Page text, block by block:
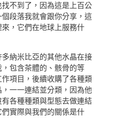
不到了，因為這是上百公
段落我就會跟你分享，這
，它們在地球上服務什
納米比亞的其他水晶在接
包含茶體的、骸骨的等
項目，後續收購了各種類
一一連結並分類，因為他
各種種類與型態去做連結
實際與我們的關係是什